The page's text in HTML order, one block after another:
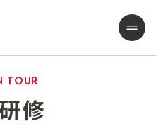
TOUR
修